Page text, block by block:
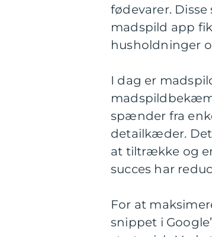
fødevarer.
madspild app
husholdninger
I dag er
spænder fra
detailkæder.
at tiltrække og
succes har
For at
snippet i